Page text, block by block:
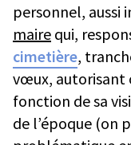
personnel, aussi
maire qui,
cimetière,
vœux, autorisant
fonction de sa
de l’époque (on